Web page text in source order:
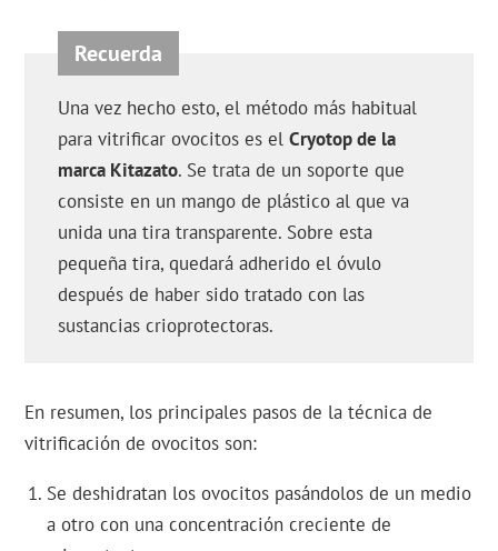
Una vez hecho esto, el método más habitual
para vitrificar ovocitos es elCryotop de la
marca Kitazato. Se trata de un soporte que
consiste en un mango de plástico al que va
unida una tira transparente. Sobre esta
pequeña tira, quedará adherido el óvulo
después de haber sido tratado con las
sustancias crioprotectoras.
En resumen, los principales pasos de la técnica de
vitrificación de ovocitos son:
Se deshidratan los ovocitos pasándolos de un medio
a otro con una concentración creciente de